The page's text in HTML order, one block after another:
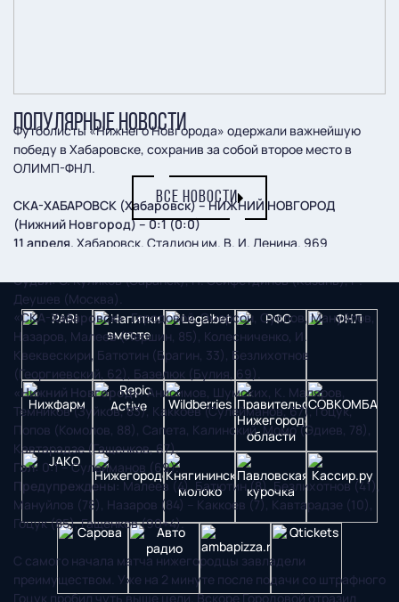
Футболисты «Нижнего Новгорода» одержали важнейшую
победу в Хабаровске, сохранив за собой второе место в
ОЛИМП-ФНЛ.
СКА-ХАБАРОВСК (Хабаровск) – НИЖНИЙ НОВГОРОД
(Нижний Новгород) – 0:1 (0:0)
11 апреля. Хабаровск. Стадион им. В. И. Ленина. 969
Судьи:С. Куликов (Саранск), Н. Сейфетдинов (Казань), Р.
Деушев (Москва).
«СКА-Хабаровск»:Городовой, Эмерсон, Суслов, Мануйлов,
Назаров, Малеев (Першин, 85), Колесниченко, И.
Квеквескири, Батютин (Брагин, 33), Безлихотнов
(Георгиевский, 62), Базелюк (Булия, 69).
«Нижний Новгород»:Анисимов, Шумских, К. Маляров,
Темников (Зуйков, 83), Каккоев (Сулейманов, 67), Гоцук,
Попов (Комолов, 88), Сапета, Калинский, Момо (Эдиев, 78),
Кавтарадзе (Гащенков, 67).
Гол: 0:1 – Сулейманов (69).
Предупреждены:Малеев (4), Батютин (8), Безлихотнов (41),
Мануйлов (78), Назаров (84) – Каккоев (7), Кавтарадзе (10),
Гоцук (85), Гащенков (90+4).
С самого начала матча нижегородцы завладели
преимуществом. Уже на 2 минуте после подачи со штрафного
Гоцук пробил чуть выше цели. Вскоре Городовой отразил
ПОПУЛЯРНЫЕ НОВОСТИ
ВСЕ НОВОСТИ